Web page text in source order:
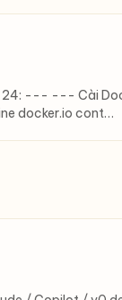
24: --- --- Cài
docker.io cont…